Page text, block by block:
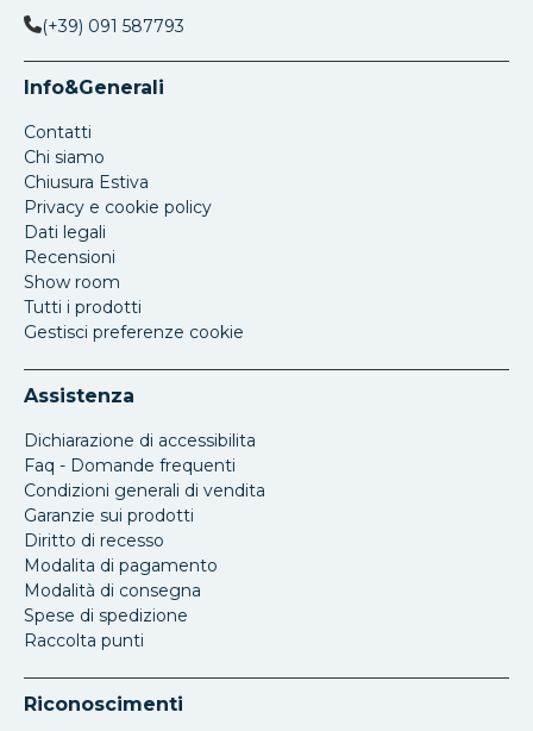
(+39) 091 587793
Info&Generali
Contatti
Chi siamo
Chiusura Estiva
Privacy e cookie policy
Dati legali
Recensioni
Show room
Tutti i prodotti
Gestisci preferenze cookie
Assistenza
Dichiarazione di accessibilita
Faq - Domande frequenti
Condizioni generali di vendita
Garanzie sui prodotti
Diritto di recesso
Modalita di pagamento
Modalità di consegna
Spese di spedizione
Raccolta punti
Riconoscimenti